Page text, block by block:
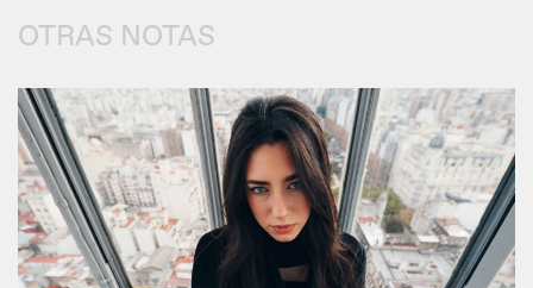
OTRAS NOTAS